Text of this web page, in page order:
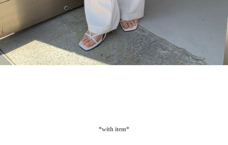
*with item*